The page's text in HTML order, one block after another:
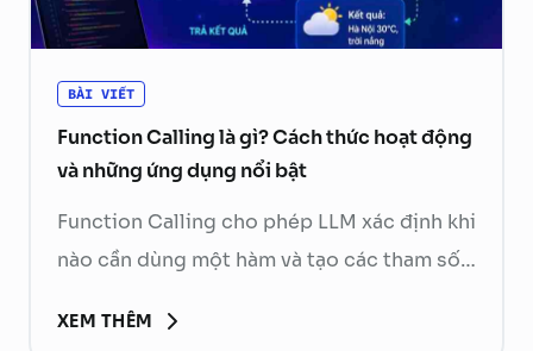
BÀI VIẾT
Function Calling là gì? Cách thức hoạt động
và những ứng dụng nổi bật
Function Calling cho phép LLM xác định khi
nào cần dùng một hàm và tạo các tham số
thực thi hàm rồi gửi kết quả về mô hình để
XEM THÊM